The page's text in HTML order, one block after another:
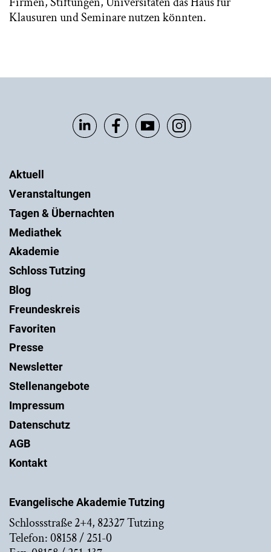
Klausuren und Seminare nutzen könnten.
Evangelische Akademie Tutzing
Schlossstraße 2+4, 82327 Tutzing
Telefon: 08158 / 251-0
Aktuell
Veranstaltungen
Tagen & Übernachten
Mediathek
Akademie
Schloss Tutzing
Blog
Freundeskreis
Favoriten
Presse
Newsletter
Stellenangebote
Impressum
Datenschutz
AGB
Kontakt